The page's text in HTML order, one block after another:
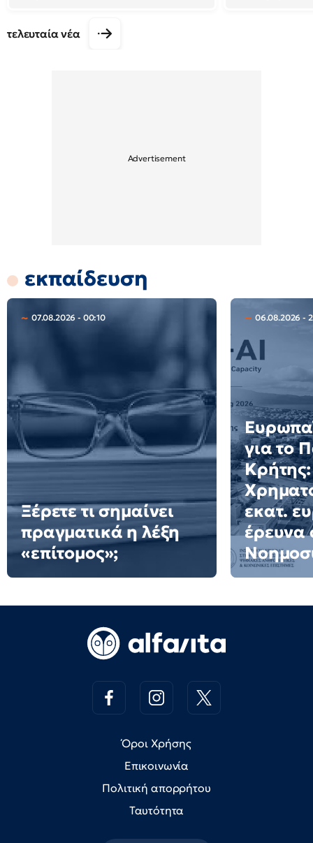
τελευταία νέα
εκπαίδευση
07.08.2026 - 00:10
Ξέρετε τι σημαίνει
πραγματικά η λέξη
«επίτομος»;
06.08.2026 -
για το
Κρήτης:
εκατ.
έρευνα
Όροι Χρήσης
Επικοινωνία
Πολιτική απορρήτου
Ταυτότητα